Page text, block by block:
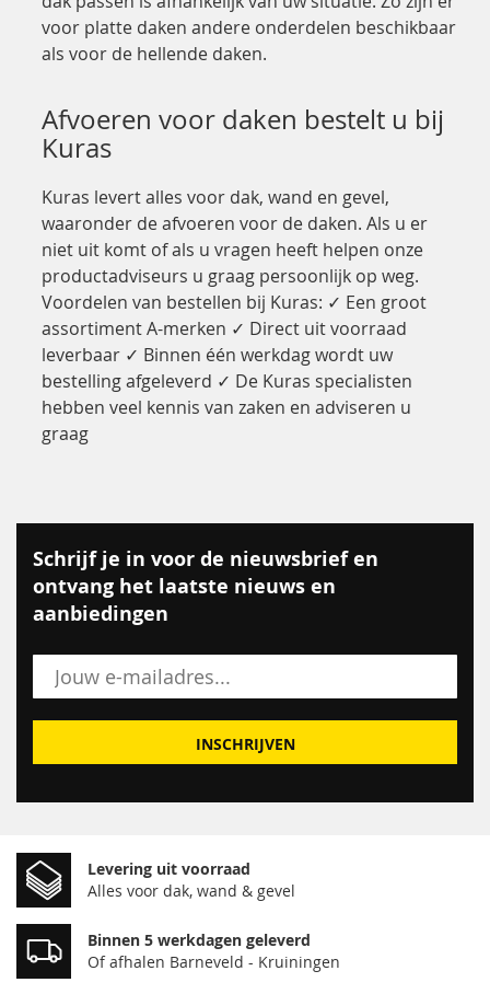
voor platte daken andere onderdelen beschikbaar
als voor de hellende daken.
Afvoeren voor daken bestelt u bij
Kuras
Kuras levert alles voor dak, wand en gevel,
waaronder de afvoeren voor de daken. Als u er
niet uit komt of als u vragen heeft helpen onze
productadviseurs u graag persoonlijk op weg.
Voordelen van bestellen bij Kuras: ✓ Een groot
assortiment A-merken ✓ Direct uit voorraad
leverbaar ✓ Binnen één werkdag wordt uw
bestelling afgeleverd ✓ De Kuras specialisten
hebben veel kennis van zaken en adviseren u
graag
Schrijf je in voor de nieuwsbrief en
ontvang het laatste nieuws en
aanbiedingen
INSCHRIJVEN
Levering uit voorraad
Alles voor dak, wand & gevel
Binnen 5 werkdagen geleverd
Of afhalen Barneveld - Kruiningen